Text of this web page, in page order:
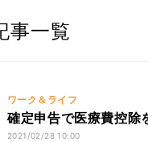
事一覧
ワーク＆ライフ
確定申告で医療費控除
2021/02/28 10:00